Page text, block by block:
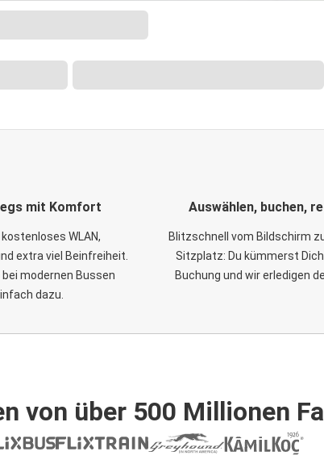
mit Komfort
WLAN,
extra viel Beinfreiheit.
bei modernen Bussen
dazu.
Auswählen, buchen,
Blitzschnell vom Bildschirm
Sitzplatz: Du kümmerst
Buchung und wir erledigen
von über 500 Millionen